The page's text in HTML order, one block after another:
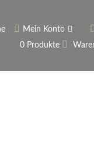
Mein Konto
Anmelden
0 Produkte